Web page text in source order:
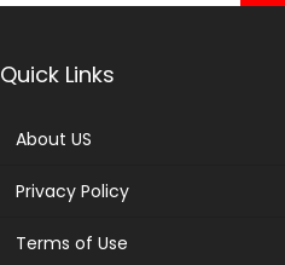
Quick Links
About US
Privacy Policy
Terms of Use